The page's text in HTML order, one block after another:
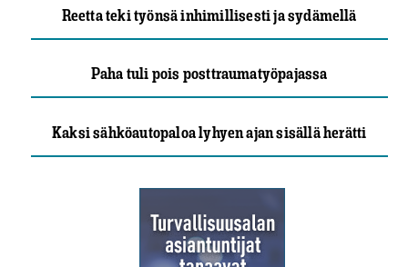
Reetta teki työnsä inhimillisesti ja sydämellä
Paha tuli pois posttraumatyöpajassa
Kaksi sähköautopaloa lyhyen ajan sisällä herätti